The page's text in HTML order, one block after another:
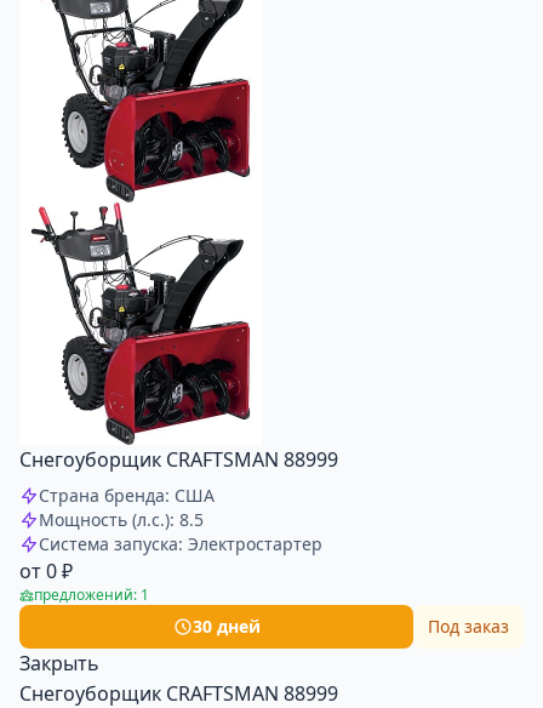
Снегоуборщик CRAFTSMAN 88999
Страна бренда: США
Мощность (л.с.): 8.5
Система запуска: Электростартер
от 0 ₽
предложений: 1
30 дней Под заказ
Закрыть
Снегоуборщик CRAFTSMAN 88999